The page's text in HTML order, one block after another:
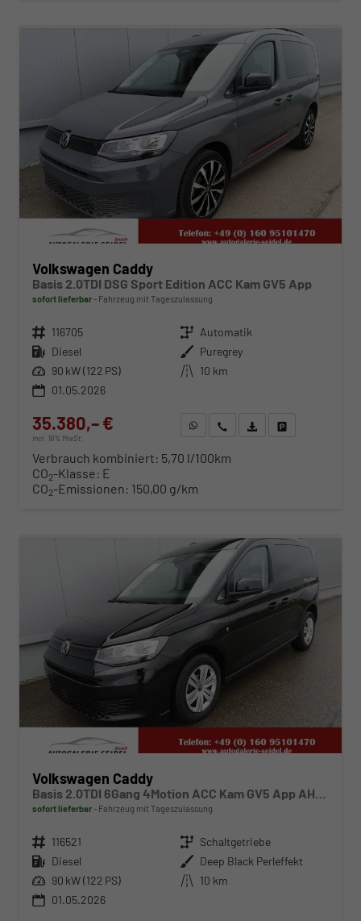
Volkswagen Caddy
Basis 2.0TDI DSG Sport Edition ACC Kam GV5 App
sofort lieferbar Fahrzeug mit Tageszulassung
Fahrzeugnr. 116705 Getriebe Automatik
Kraftstoff Diesel Außenfarbe Puregrey
Leistung 90 kW (122 PS) Kilometerstand 10 km
01.05.2026
35.380,– €
incl. 19% MwSt.
WhatsApp anfragen
Wir rufen Sie anFahrzeugexposé (PDF)
Verbrauch kombiniert: 5,70 l/100km
CO2-Klasse: E
CO2-Emissionen: 150,00 g/km
Volkswagen Caddy
sofort lieferbar Fahrzeug mit Tageszulassung
Fahrzeugnr. 116521 Getriebe Schaltgetriebe
Kraftstoff Diesel Außenfarbe Deep Black Perleffekt
Leistung 90 kW (122 PS) Kilometerstand 10 km
01.05.2026